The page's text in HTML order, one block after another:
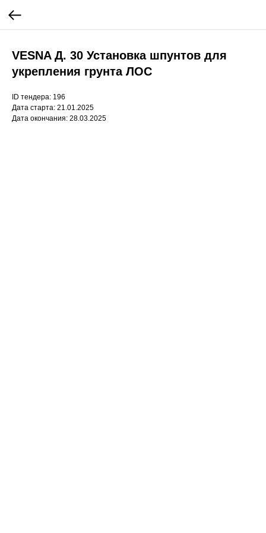
VESNA Д. 30 Установка шпунтов для
укрепления грунта ЛОС
ID тендера: 196
Дата старта: 21.01.2025
Дата окончания: 28.03.2025